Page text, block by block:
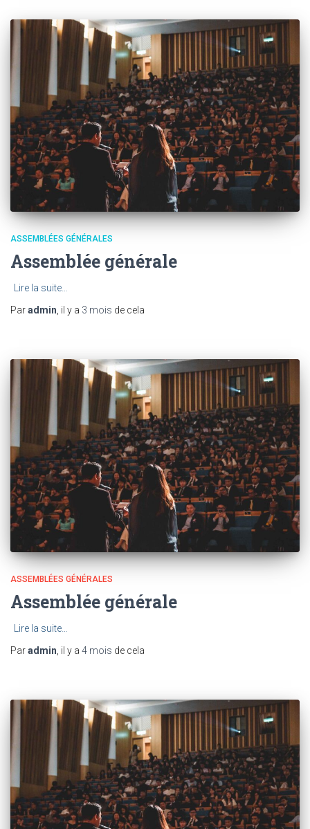
ASSEMBLÉES GÉNÉRALES
Assemblée générale
Lire la suite…
Paradmin, il y a 3 mois de cela
ASSEMBLÉES GÉNÉRALES
Assemblée générale
Lire la suite…
Paradmin , il y a 4 mois de cela